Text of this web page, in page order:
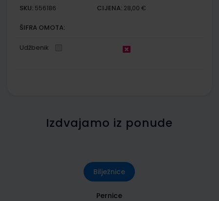
SKU: 556186 CIJENA: 28,00 €
ŠIFRA OMOTA:
Udžbenik
Izdvajamo iz ponude
Bilježnice
Pernice